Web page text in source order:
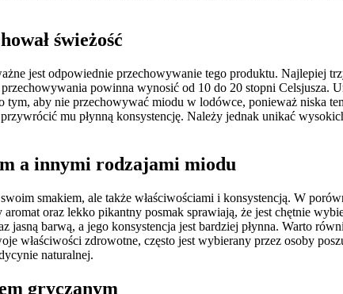
świeżość
jest odpowiednie przechowywanie tego produktu. Najlepiej
przechowywania powinna wynosić od 10 do 20 stopni
aby nie przechowywać miodu w lodówce, ponieważ niska
mu płynną konsystencję. Należy jednak unikać
a innymi rodzajami miodu
smakiem, ale także właściwościami i konsystencją. W
oraz lekko pikantny posmak sprawiają, że jest chętnie
jasną barwą, a jego konsystencja jest bardziej płynna. Warto
właściwości zdrowotne, często jest wybierany przez osoby
naturalnej.
gryczanym